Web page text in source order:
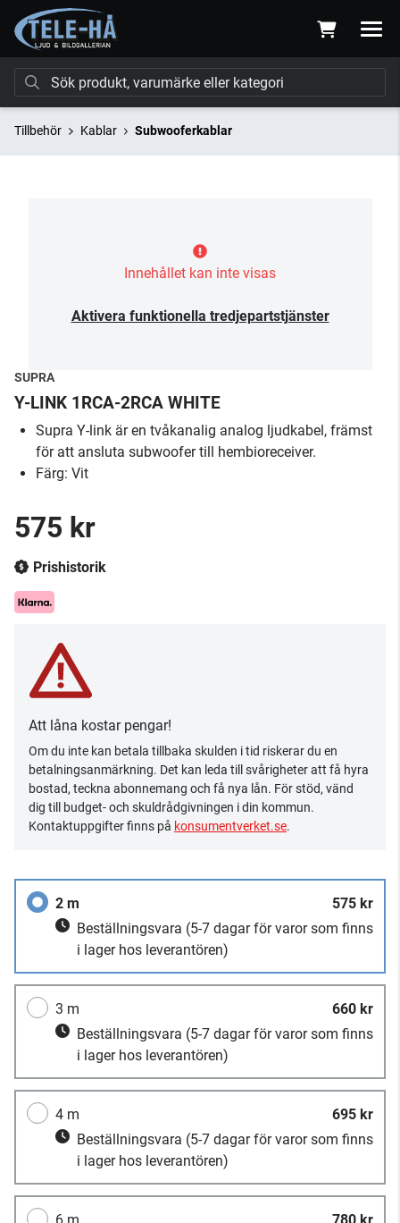
Tillbehör Kablar Subwooferkablar
Innehållet kan inte visas
Aktivera funktionella tredjepartstjänster
SUPRA
Y-LINK 1RCA-2RCA WHITE
Supra Y-link är en tvåkanalig analog ljudkabel, främst
för att ansluta subwoofer till hembioreceiver.
Färg: Vit
575 kr
Prishistorik
Att låna kostar pengar!
Om du inte kan betala tillbaka skulden i tid riskerar du en
betalningsanmärkning. Det kan leda till svårigheter att få hyra
bostad, teckna abonnemang och få nya lån. För stöd, vänd
dig till budget- och skuldrådgivningen i din kommun.
Kontaktuppgifter finns på konsumentverket.se.
2 m
575 kr
Beställningsvara (5-7 dagar för varor som finns
i lager hos leverantören)
3 m
660 kr
Beställningsvara (5-7 dagar för varor som finns
i lager hos leverantören)
4 m
695 kr
Beställningsvara (5-7 dagar för varor som finns
i lager hos leverantören)